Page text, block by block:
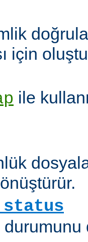
için
ile